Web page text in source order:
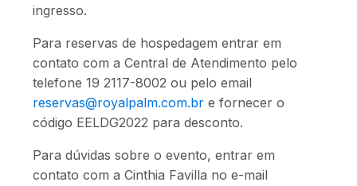
ingresso.
Para reservas de hospedagem entrar em
contato com a Central de Atendimento pelo
telefone 19 2117-8002 ou pelo email
reservas@royalpalm.com.br e fornecer o
código EELDG2022 para desconto.
Para dúvidas sobre o evento, entrar em
contato com a Cinthia Favilla no e-mail